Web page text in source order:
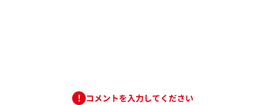
コメントを入力してください